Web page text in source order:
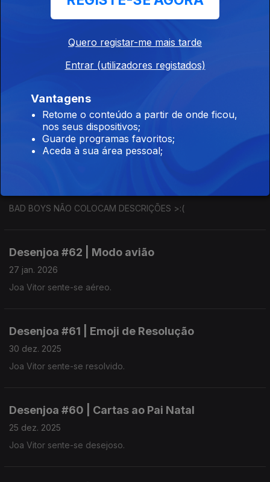
Desenjoa #65 | p4SSw0RD_3rrAd4!
Joa Vitor sente-se encriptado.
Desenjoa #64 | À noite no Oceanário
03 fev. 2026
Joa Vitor sente-se submerso.
BAD BOYS NÃO COLOCAM DESCRIÇÕES >:(
Desenjoa #62 | Modo avião
27 jan. 2026
Joa Vitor sente-se aéreo.
Desenjoa #61 | Emoji de Resolução
30 dez. 2025
Joa Vitor sente-se resolvido.
Desenjoa #60 | Cartas ao Pai Natal
25 dez. 2025
Joa Vitor sente-se desejoso.
Quero registar-me mais tarde
Entrar (utilizadores registados)
Vantagens
Retome o conteúdo a partir de onde ficou,
nos seus dispositivos;
Guarde programas favoritos;
Aceda à sua área pessoal;